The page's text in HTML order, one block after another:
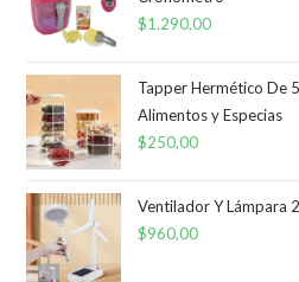
$1.290,00
Tapper Hermético De
Alimentos y Especias
$250,00
Ventilador Y Lámpara
$960,00